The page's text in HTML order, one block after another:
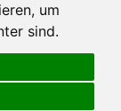
, um
sind.